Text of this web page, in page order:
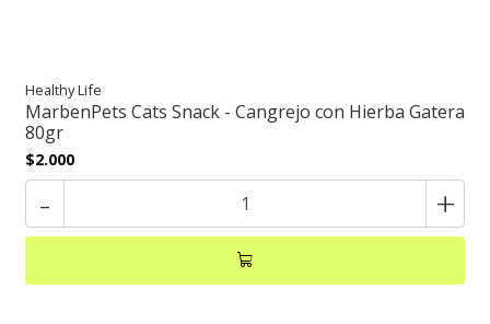
Healthy Life
MarbenPets Cats Snack - Cangrejo con Hierba Gatera
80gr
$2.000
- +